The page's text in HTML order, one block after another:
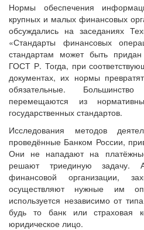
Нормы обеспечения
крупных и малых финансовых
обсуждались на заседаниях
«Стандарты финансовых
стандартам может быть придан
ГОСТ Р. Тогда, при
документах, их нормы
обязательные.
перемещаются из
государственных стандартов.
Исследования методов
проведённые Банком России,
Они не нападают на
решают триединую задачу.
финансовой организации,
осуществляют нужные им
используется независимо от
будь то банк или страховая
юридическое лицо.